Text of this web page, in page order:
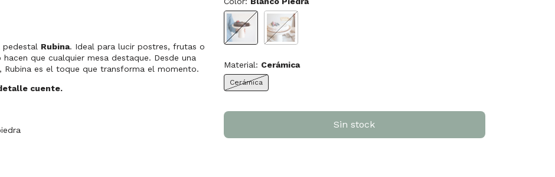
Rubina. Ideal para lucir postres, frutas o
que cualquier mesa destaque. Desde una
Rubina es el toque que transforma el momento.
cuente.
Material: Cerámica
Cerámica